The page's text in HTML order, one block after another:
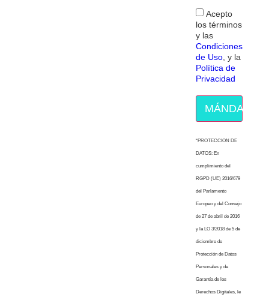
Acepto
los términos
y las
Condiciones
de Uso, y la
Política de
Privacidad
MÁNDAME
“PROTECCION DE
DATOS: En
cumplimiento del
RGPD (UE) 2016/679
del Parlamento
Europeo y del Consejo
de 27 de abril de 2016
y la LO 3/2018 de 5 de
diciembre de
Protección de Datos
Personales y de
Garantía de los
Derechos Digitales, le